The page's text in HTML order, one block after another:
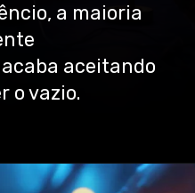
a maioria
aceitando
o vazio.